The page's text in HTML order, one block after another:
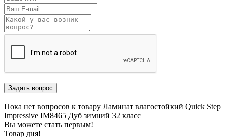
Пока нет вопросов к товару Ламинат влагостойкий Quick Step
Impressive IM8465 Дуб зимний 32 класс
Вы можете стать первым!
Товар дня!